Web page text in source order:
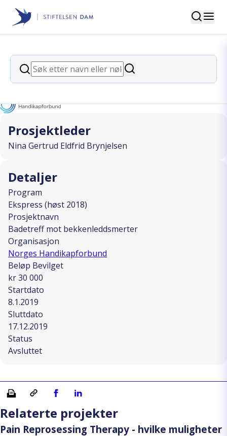
Stiftelsen Dam
Søk
Søk
Søk
back
Badetreff mot bekkenleddsmerter
Prosjektleder
Nina Gertrud Eldfrid Brynjelsen
Detaljer
Program
Ekspress (høst 2018)
Prosjektnavn
Badetreff mot bekkenleddsmerter
Organisasjon
Norges Handikapforbund
Beløp Bevilget
kr 30 000
Startdato
8.1.2019
Sluttdato
17.12.2019
Status
Avsluttet
Skriv ut Kopiera länkDel på Facebook
Del på Linkedin
Relaterte projekter
Pain Reprosessing Therapy - hvilke muligheter